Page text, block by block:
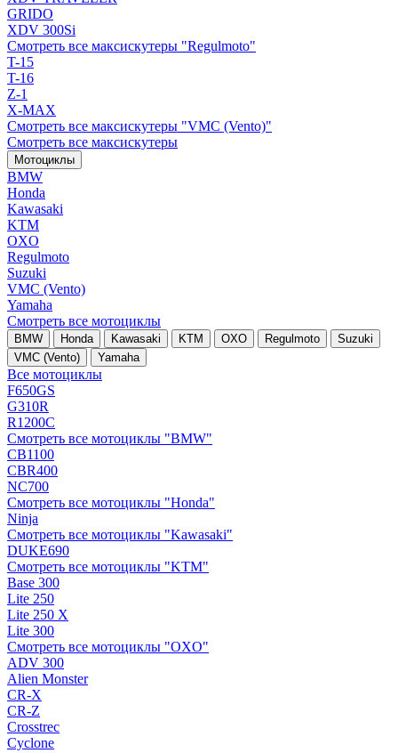
GRIDO
XDV 300Si
Смотреть все максискутеры "Regulmoto"
T-15
T-16
Z-1
X-MAX
Смотреть все максискутеры "VMC (Vento)"
Смотреть все максискутеры
Мотоциклы
BMW
Honda
Kawasaki
KTM
OXO
Regulmoto
Suzuki
VMC (Vento)
Yamaha
Смотреть все мотоциклы
BMW Honda Kawasaki KTM OXO Regulmoto
Suzuki
VMC (Vento)
Yamaha
Все мотоциклы
F650GS
G310R
R1200C
Смотреть все мотоциклы "BMW"
CB1100
CBR400
NC700
Смотреть все мотоциклы "Honda"
Ninja
Смотреть все мотоциклы "Kawasaki"
DUKE690
Смотреть все мотоциклы "KTM"
Base 300
Lite 250
Lite 250 X
Lite 300
Смотреть все мотоциклы "OXO"
ADV 300
Alien Monster
CR-X
CR-Z
Crosstrec
Cyclone